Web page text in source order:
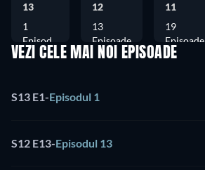
13
1
Episod
12
13
Episoade
11
19
Episoade
VEZI CELE MAI NOI EPISOADE
S13 E1-Episodul 1
S12 E13-Episodul 13